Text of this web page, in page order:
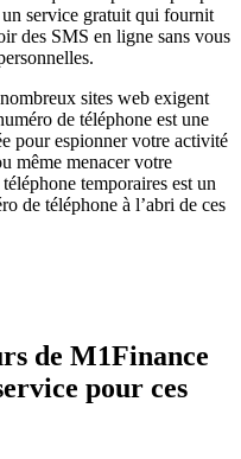
service gratuit qui fournit
des SMS en ligne sans vous
sites web exigent
de téléphone est une
pour espionner votre activité
même menacer votre
temporaires est un
de téléphone à l’abri de ces
de M1Finance
pour ces